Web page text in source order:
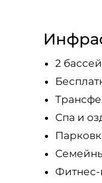
2
Спа и
Фитнес-